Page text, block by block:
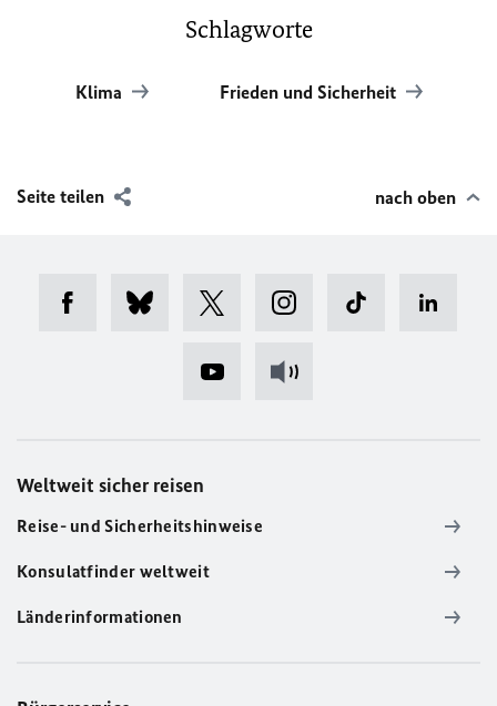
Schlagworte
Klima Frieden und Sicherheit
Seite teilen nach oben
Weltweit sicher reisen
Reise- und Sicherheitshinweise
Konsulatfinder weltweit
Länderinformationen